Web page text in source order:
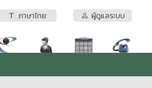
ภาษาไทย ผู้ดูแลระบบ